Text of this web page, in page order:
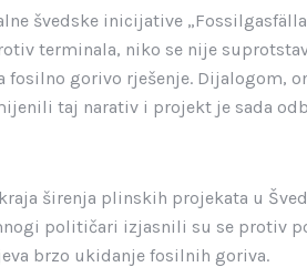
švedske inicijative
terminala, niko se nije
fosilno gorivo rješenje. Dijalogom,
taj narativ i projekt je sada
širenja plinskih projekata u
političari izjasnili su se protiv
brzo ukidanje fosilnih goriva.